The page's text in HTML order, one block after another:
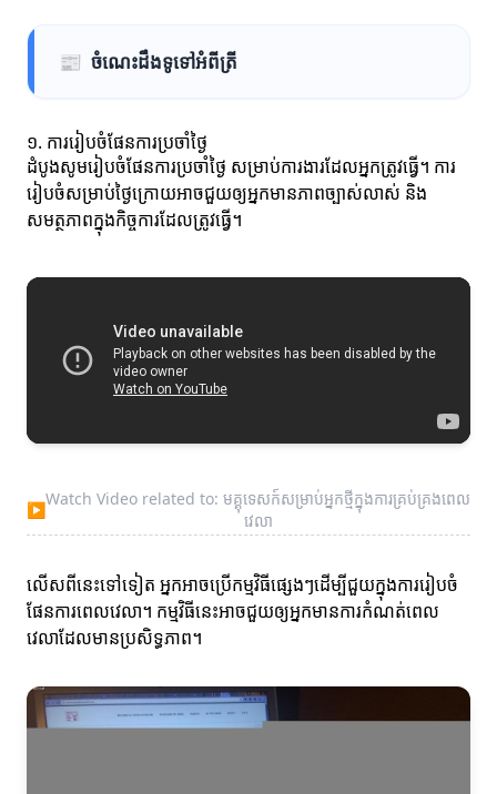
📰 ចំណេះដឹងទូទៅអំពីត្រី
១. ការរៀបចំផែនការប្រចាំថ្ងៃ
ដំបូងសូមរៀបចំផែនការប្រចាំថ្ងៃ សម្រាប់ការងារដែលអ្នកត្រូវធ្វើ។ ការ
រៀបចំសម្រាប់ថ្ងៃក្រោយអាចជួយឲ្យអ្នកមានភាពច្បាស់លាស់ និង
សមត្ថភាពក្នុងកិច្ចការដែលត្រូវធ្វើ។
▶
Watch Video related to: មគ្គុទេសក៍សម្រាប់អ្នកថ្មីក្នុងការគ្រប់គ្រងពេល
វេលា
លើសពីនេះទៅទៀត អ្នកអាចប្រើកម្មវិធីផ្សេងៗដើម្បីជួយក្នុងការរៀបចំ
ផែនការពេលវេលា។ កម្មវិធីនេះអាចជួយឲ្យអ្នកមានការកំណត់ពេល
វេលាដែលមានប្រសិទ្ធភាព។